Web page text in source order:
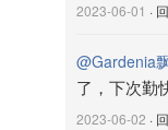
2023-06-01 ·
@Gardenia
了，下次勤
2023-06-02 ·